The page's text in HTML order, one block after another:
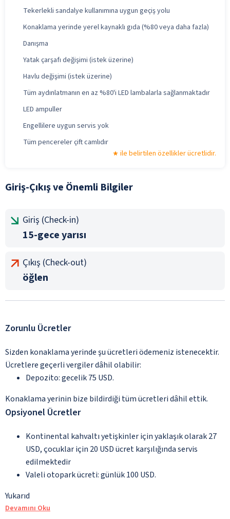
Tekerlekli sandalye kullanımına uygun geçiş yolu
Konaklama yerinde yerel kaynaklı gıda (%80 veya daha fazla)
Danışma
Yatak çarşafı değişimi (istek üzerine)
Havlu değişimi (istek üzerine)
Tüm aydınlatmanın en az %80'i LED lambalarla sağlanmaktadır
LED ampuller
Engellilere uygun servis yok
Tüm pencereler çift camlıdır
ile belirtilen özellikler ücretlidir.
Giriş-Çıkış ve Önemli Bilgiler
Giriş (Check-in)
15-gece yarısı
Çıkış (Check-out)
öğlen
Zorunlu Ücretler
Sizden konaklama yerinde şu ücretleri ödemeniz istenecektir.
Ücretlere geçerli vergiler dâhil olabilir:
Depozito: gecelik 75 USD.
Konaklama yerinin bize bildirdiği tüm ücretleri dâhil ettik.
Opsiyonel Ücretler
Kontinental kahvaltı yetişkinler için yaklaşık olarak 27
USD, çocuklar için 20 USD ücret karşılığında servis
edilmektedir
Valeli otopark ücreti: günlük 100 USD.
Yukarıd
Devamını Oku